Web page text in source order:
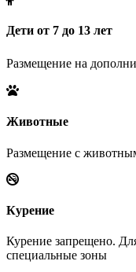
Дети от 7 до 13 лет
Размещение на
Животные
Размещение с
Курение
Курение запрещено.
специальные зоны